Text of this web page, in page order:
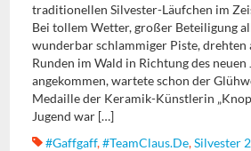
traditionellen Silvester-Läufchen im
Bei tollem Wetter, großer Beteiligung
wunderbar schlammiger Piste, drehten
Runden im Wald in Richtung des neuen
angekommen, wartete schon der
Medaille der Keramik-Künstlerin
Jugend war […]
#gaffgaff,#TeamClaus.de,Silvester